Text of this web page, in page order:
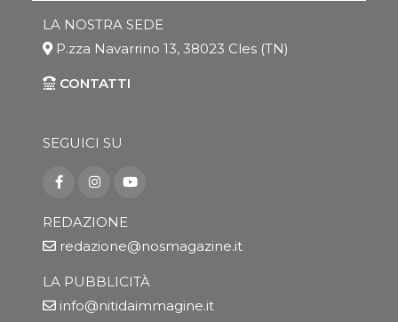
LA NOSTRA SEDE
P.zza Navarrino 13, 38023 Cles (TN)
CONTATTI
SEGUICI SU
REDAZIONE
redazione@nosmagazine.it
LA PUBBLICITÀ
info@nitidaimmagine.it